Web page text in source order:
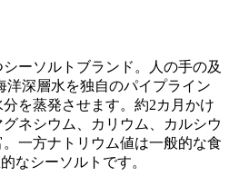
ーソルトブランド。人の手の及
洋深層水を独自のパイプライン
を蒸発させます。約2カ月かけ
ネシウム、カリウム、カルシウ
一方ナトリウム値は一般的な食
なシーソルトです。